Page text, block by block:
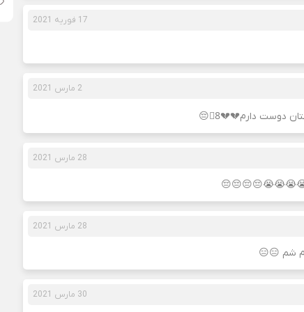
17 فوریه 2021
2 مارس 2021
دوست دارم💔💔8⃣😔
28 مارس 2021
28 مارس 2021
شم 😑😑
30 مارس 2021